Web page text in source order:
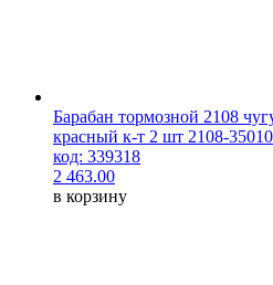
Барабан тормозной 2108
красный к-т 2 шт 2108-
код: 339318
2 463.00
в корзину